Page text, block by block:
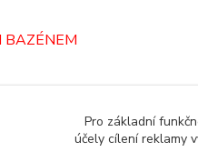
BAZÉNEM
Pro základní
účely cílení reklamy